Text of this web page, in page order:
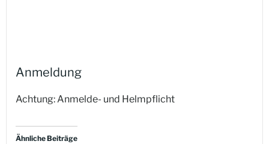
Anmeldung
Achtung: Anmelde- und Helmpflicht
Ähnliche Beiträge